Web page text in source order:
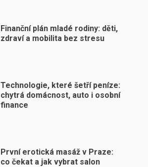
Finanční plán mladé rodiny: děti,
zdraví a mobilita bez stresu
Technologie, které šetří peníze:
chytrá domácnost, auto i osobní
finance
První erotická masáž v Praze:
co čekat a jak vybrat salon